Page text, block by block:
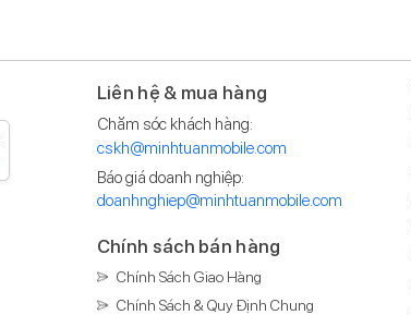
Liên hệ & mua hàng
Chăm sóc khách hàng:
cskh@minhtuanmobile.com
Báo giá doanh nghiệp:
doanhnghiep@minhtuanmobile.com
Chính sách bán hàng
Chính Sách Giao Hàng
Chính Sách & Quy Định Chung